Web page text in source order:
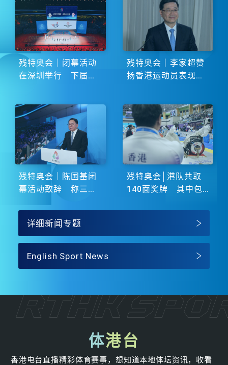
残特奥会｜闭幕活动
在深圳举行 下届由
残特奥会｜李家超赞
扬香港运动员表现卓
残特奥会｜陈国基闭
幕活动致辞 称三地
残特奥会│港队共取
140面奖牌 其中包
详细新闻专题
English Sport News
体港台
香港电台直播精彩体育赛事，想知道本地体坛资讯，收看